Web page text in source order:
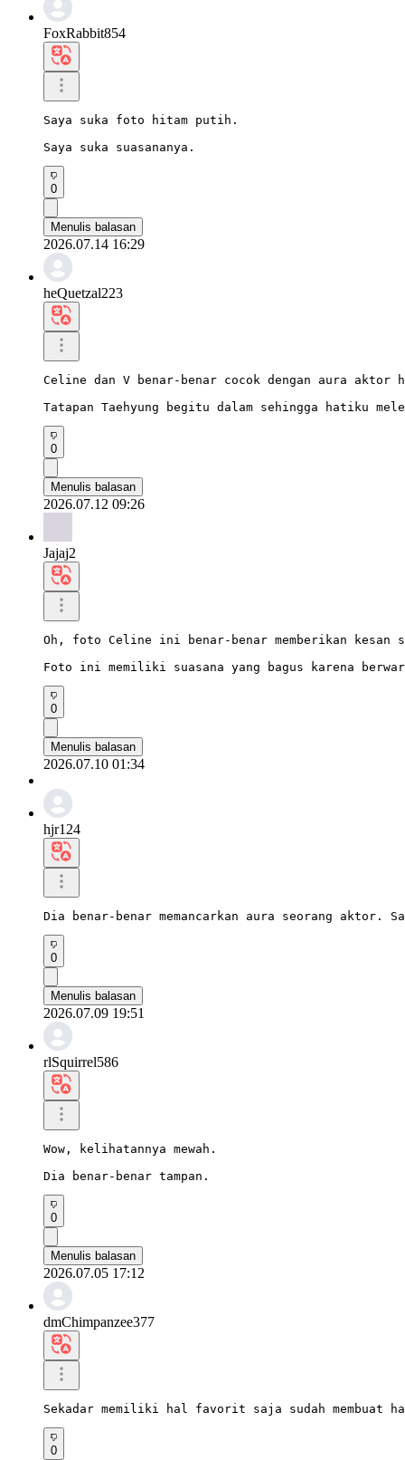
FoxRabbit854
Saya suka foto hitam putih.
Saya suka suasananya.
0
Menulis balasan
2026.07.14 16:29
heQuetzal223
Celine dan V benar-benar cocok dengan aura
Tatapan Taehyung begitu dalam sehingga hatiku
0
Menulis balasan
2026.07.12 09:26
Jajaj2
Oh, foto Celine ini benar-benar memberikan kesan
Foto ini memiliki suasana yang bagus karena
0
Menulis balasan
2026.07.10 01:34
hjr124
Dia benar-benar memancarkan aura seorang aktor.
0
Menulis balasan
2026.07.09 19:51
rlSquirrel586
Wow, kelihatannya mewah.
Dia benar-benar tampan.
0
Menulis balasan
2026.07.05 17:12
dmChimpanzee377
Sekadar memiliki hal favorit saja sudah membuat
0